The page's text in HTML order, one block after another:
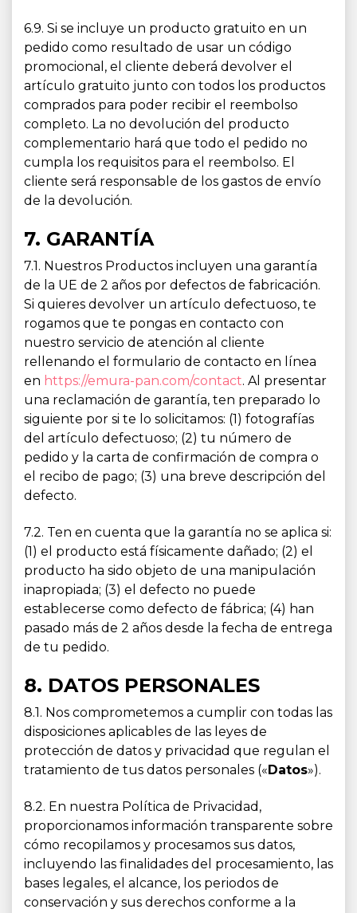
6.9. Si se incluye un producto gratuito en un
pedido como resultado de usar un código
promocional, el cliente deberá devolver el
artículo gratuito junto con todos los productos
comprados para poder recibir el reembolso
completo. La no devolución del producto
complementario hará que todo el pedido no
cumpla los requisitos para el reembolso. El
cliente será responsable de los gastos de envío
de la devolución.
7. GARANTÍA
7.1. Nuestros Productos incluyen una garantía
de la UE de 2 años por defectos de fabricación.
Si quieres devolver un artículo defectuoso, te
rogamos que te pongas en contacto con
nuestro servicio de atención al cliente
rellenando el formulario de contacto en línea
en https://emura-pan.com/contact. Al presentar
una reclamación de garantía, ten preparado lo
siguiente por si te lo solicitamos: (1) fotografías
del artículo defectuoso; (2) tu número de
pedido y la carta de confirmación de compra o
el recibo de pago; (3) una breve descripción del
defecto.
7.2. Ten en cuenta que la garantía no se aplica si:
(1) el producto está físicamente dañado; (2) el
producto ha sido objeto de una manipulación
inapropiada; (3) el defecto no puede
establecerse como defecto de fábrica; (4) han
pasado más de 2 años desde la fecha de entrega
de tu pedido.
8. DATOS PERSONALES
8.1. Nos comprometemos a cumplir con todas las
disposiciones aplicables de las leyes de
protección de datos y privacidad que regulan el
tratamiento de tus datos personales («Datos»).
8.2. En nuestra Política de Privacidad,
proporcionamos información transparente sobre
cómo recopilamos y procesamos sus datos,
incluyendo las finalidades del procesamiento, las
bases legales, el alcance, los periodos de
conservación y sus derechos conforme a la